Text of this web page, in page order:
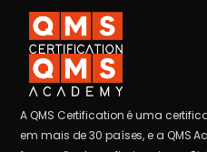
A QMS Certification é uma
em mais de 30 países, e a QMS